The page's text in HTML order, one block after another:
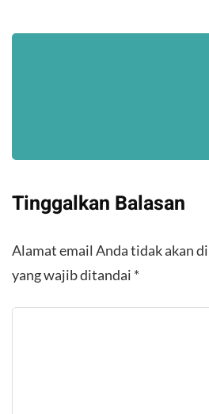
Tinggalkan Balasan
Alamat email Anda tidak akan
yang wajib ditandai *